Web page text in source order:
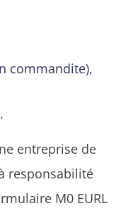
commandite),
entreprise de
responsabilité
M0 EURL